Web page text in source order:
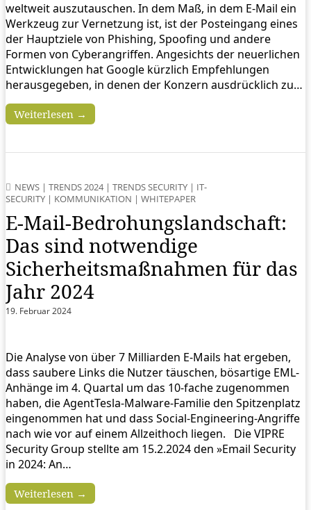
weltweit auszutauschen. In dem Maß, in dem E-Mail ein
Werkzeug zur Vernetzung ist, ist der Posteingang eines
der Hauptziele von Phishing, Spoofing und andere
Formen von Cyberangriffen. Angesichts der neuerlichen
Entwicklungen hat Google kürzlich Empfehlungen
herausgegeben, in denen der Konzern ausdrücklich zu…
Weiterlesen →
NEWS | TRENDS 2024| TRENDS SECURITY | IT-
SECURITY | KOMMUNIKATION | WHITEPAPER
E-Mail-Bedrohungslandschaft:
Das sind notwendige
Sicherheitsmaßnahmen für das
Jahr 2024
19. Februar 2024
Die Analyse von über 7 Milliarden E-Mails hat ergeben,
dass saubere Links die Nutzer täuschen, bösartige EML-
Anhänge im 4. Quartal um das 10-fache zugenommen
haben, die AgentTesla-Malware-Familie den Spitzenplatz
eingenommen hat und dass Social-Engineering-Angriffe
nach wie vor auf einem Allzeithoch liegen. Die VIPRE
Security Group stellte am 15.2.2024 den »Email Security
in 2024: An…
Weiterlesen →